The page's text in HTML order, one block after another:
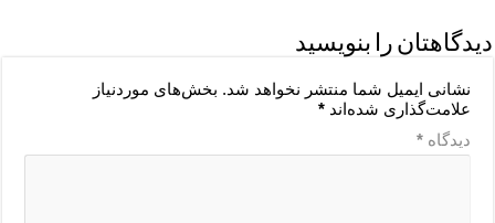
دیدگاهتان را بنویسید
نشانی ایمیل شما منتشر نخواهد شد. بخش‌های موردنیاز
علامت‌گذاری شده‌اند*
دیدگاه*